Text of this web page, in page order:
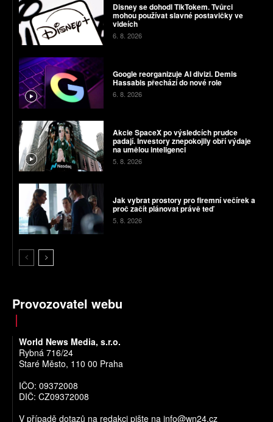
Disney se dohodl TikTokem. Tvůrci
mohou používat slavné postavičky ve
videích
6. 8. 2026
Google reorganizuje AI divizi. Demis
Hassabis přechází do nové role
6. 8. 2026
Akcie SpaceX po výsledcích prudce
padají. Investory znepokojily obří výdaje
na umělou inteligenci
5. 8. 2026
Jak vybrat prostory pro firemní večírek a
proč začít plánovat právě teď
5. 8. 2026
Provozovatel webu
World News Media, s.r.o.
Rybná 716/24
Staré Město, 110 00 Praha
IČO: 09372008
DIČ: CZ09372008
V případě dotazů na redakci pište na info@wn24.cz